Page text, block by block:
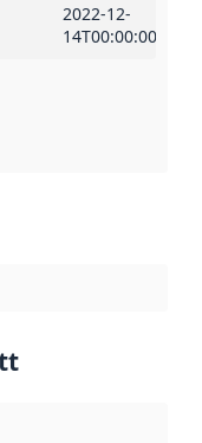
2022-12-
14T00:00:00Z